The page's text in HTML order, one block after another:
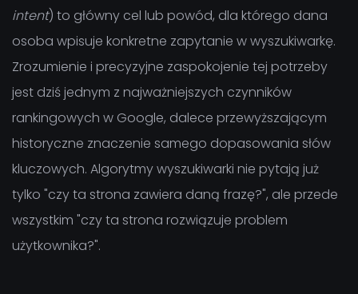
intent) to główny cel lub powód, dla którego dana
osoba wpisuje konkretne zapytanie w wyszukiwarkę.
Zrozumienie i precyzyjne zaspokojenie tej potrzeby
jest dziś jednym z najważniejszych czynników
rankingowych w Google, dalece przewyższającym
historyczne znaczenie samego dopasowania słów
kluczowych. Algorytmy wyszukiwarki nie pytają już
tylko "czy ta strona zawiera daną frazę?", ale przede
wszystkim "czy ta strona rozwiązuje problem
użytkownika?".